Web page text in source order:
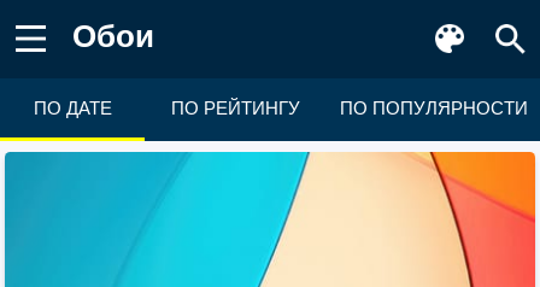
Обои
ПО ДАТЕ ПО РЕЙТИНГУ ПО ПОПУЛЯРНОСТИ